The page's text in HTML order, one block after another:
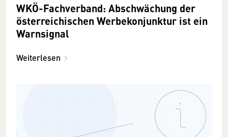
WKÖ-Fachverband: Abschwächung der
österreichischen Werbekonjunktur ist ein
Warnsignal
Weiterlesen